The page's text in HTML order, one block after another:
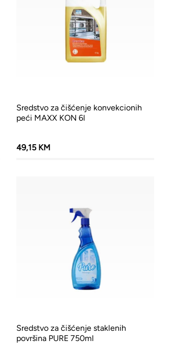
Sredstvo za čišćenje konvekcionih
peći MAXX KON 6l
49,15 KM
Sredstvo za čišćenje staklenih
površina PURE 750ml